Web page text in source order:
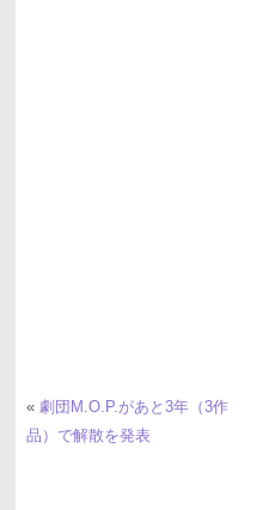
« 劇団M.O.P.があと3年（3作
品）で解散を発表